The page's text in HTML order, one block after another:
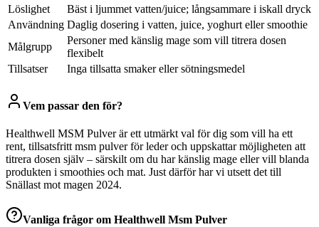
Löslighet
Bäst i ljummet vatten/juice; långsammare i iskall dryck
Användning Daglig dosering i vatten, juice, yoghurt eller smoothie
Målgrupp
Personer med känslig mage som vill titrera dosen
flexibelt
Tillsatser
Inga tillsatta smaker eller sötningsmedel
Vem passar den för?
Healthwell MSM Pulver är ett utmärkt val för dig som vill ha ett
rent, tillsatsfritt msm pulver för leder och uppskattar möjligheten att
titrera dosen själv – särskilt om du har känslig mage eller vill blanda
produkten i smoothies och mat. Just därför har vi utsett det till
Snällast mot magen 2024.
Vanliga frågor om Healthwell Msm Pulver